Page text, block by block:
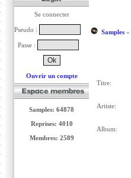
Se connecter
Pseudo :
Passe :
Ouvrir un compte
Samples: 64878
Reprises: 4010
Membres: 2589
Samples»
Titre:
Artiste:
Album: